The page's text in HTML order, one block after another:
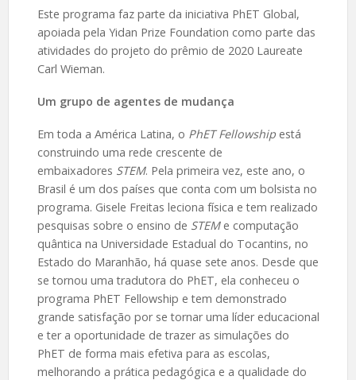
Este programa faz parte da iniciativa PhET Global,
apoiada pela Yidan Prize Foundation como parte das
atividades do projeto do prêmio de 2020 Laureate
Carl Wieman.
Um grupo de agentes de mudança
Em toda a América Latina, o PhET Fellowshipestá
construindo uma rede crescente de
embaixadores STEM. Pela primeira vez, este ano, o
Brasil é um dos países que conta com um bolsista no
programa. Gisele Freitas leciona física e tem realizado
pesquisas sobre o ensino de STEMe computação
quântica na Universidade Estadual do Tocantins, no
Estado do Maranhão, há quase sete anos. Desde que
se tornou uma tradutora do PhET, ela conheceu o
programa PhET Fellowship e tem demonstrado
grande satisfação por se tornar uma líder educacional
e ter a oportunidade de trazer as simulações do
PhET de forma mais efetiva para as escolas,
melhorando a prática pedagógica e a qualidade do